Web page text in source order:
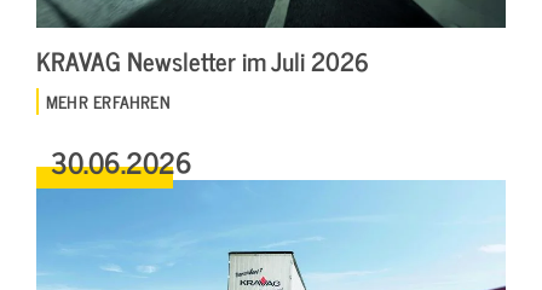
KRAVAG Newsletter im Juli 2026
MEHR ERFAHREN
30.06.2026